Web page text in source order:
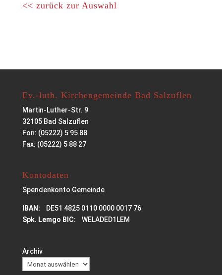
<< zurück zur Auswahl
Ev.-luth. Kirchengemeinde Bad Salzuflen
Martin-Luther-Str. 9
32105 Bad Salzuflen
Fon: (05222) 5 95 88
Fax: (05222) 5 88 27
Kontodaten
Spendenkonto Gemeinde
IBAN: DE51 4825 0110 0000 0017 76
Spk. Lemgo BIC: WELADED1LEM
Archiv